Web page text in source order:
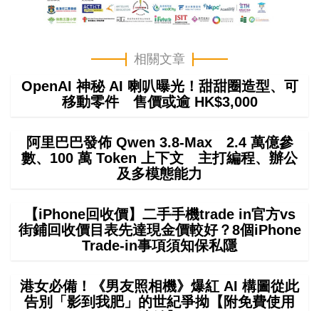
相關文章
OpenAI 神秘 AI 喇叭曝光！甜甜圈造型、可
移動零件 售價或逾 HK$3,000
阿里巴巴發佈 Qwen 3.8-Max 2.4 萬億參
數、100 萬 Token 上下文 主打編程、辦公
及多模態能力
【iPhone回收價】二手手機trade in官方vs
街鋪回收價目表先達現金價較好？8個iPhone
Trade-in事項須知保私隱
港女必備！《男友照相機》爆紅 AI 構圖從此
告別「影到我肥」的世紀爭拗【附免費使用